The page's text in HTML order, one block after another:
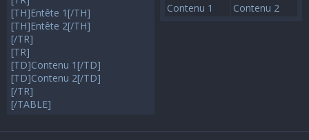
[TH]Entête 1[/TH]
[TH]Entête 2[/TH]
[/TR]
[TR]
[TD]Contenu 1[/TD]
[TD]Contenu 2[/TD]
[/TR]
[/TABLE]
Contenu 1
Contenu 2